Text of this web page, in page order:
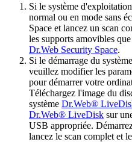
Si le système
normal ou en mode sans
Space et lancez un scan
les supports amovibles
Dr.Web Security Space.
Si le démarrage du
veuillez modifier les
pour démarrer votre
Téléchargez l'image du
système Dr.Web®
Dr.Web® LiveDisk sur
USB appropriée.
lancez le scan complet et